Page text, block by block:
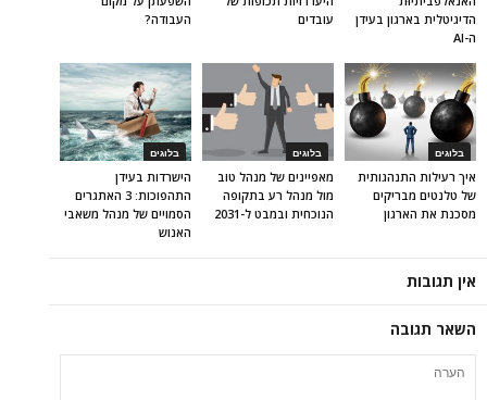
העבודה?
עובדים
הדיגיטלית בארגון בעידן
ה-AI
בלוגים
הישרדות בעידן
התהפוכות: 3 האתגרים
הסמויים של מנהל משאבי
האנוש
בלוגים
מאפיינים של מנהל טוב
מול מנהל רע בתקופה
הנוכחית ובמבט ל-2031
בלוגים
איך רעילות התנהגותית
של טלנטים מבריקים
מסכנת את הארגון
אין תגובות
השאר תגובה